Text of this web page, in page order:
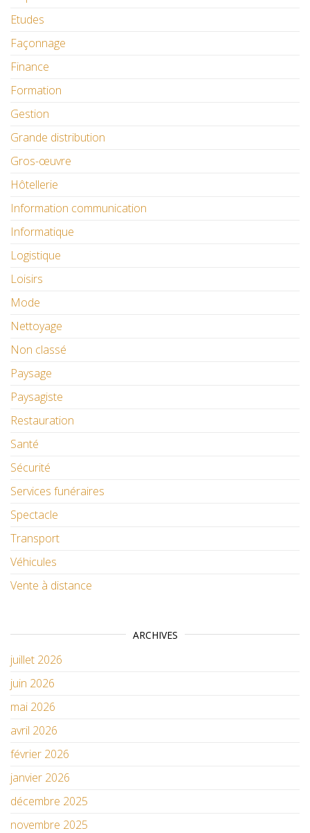
Etudes
Façonnage
Finance
Formation
Gestion
Grande distribution
Gros-œuvre
Hôtellerie
Information communication
Informatique
Logistique
Loisirs
Mode
Nettoyage
Non classé
Paysage
Paysagiste
Restauration
Santé
Sécurité
Services funéraires
Spectacle
Transport
Véhicules
Vente à distance
ARCHIVES
juillet 2026
juin 2026
mai 2026
avril 2026
février 2026
janvier 2026
décembre 2025
novembre 2025